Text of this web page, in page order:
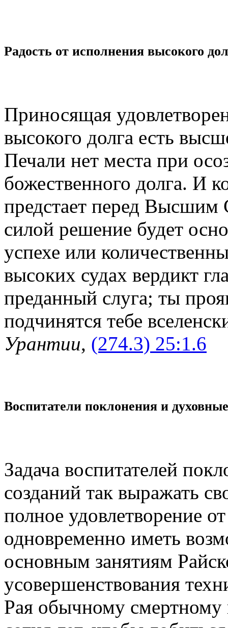
Радость от исполнения высокого
Приносящая
высокого долга есть
Печали нет места при
божественного долга. И
предстает перед Высшим
силой решение будет
успехе или
высоких судах вердикт
преданный слуга; ты
подчинятся тебе
Урантии, (274.3) 25:1.6
Воспитатели поклонения и
Задача воспитателей
созданий так выражать
полное удовлетворение
одновременно иметь
основным занятиям
усовершенствования
Рая обычному смертному